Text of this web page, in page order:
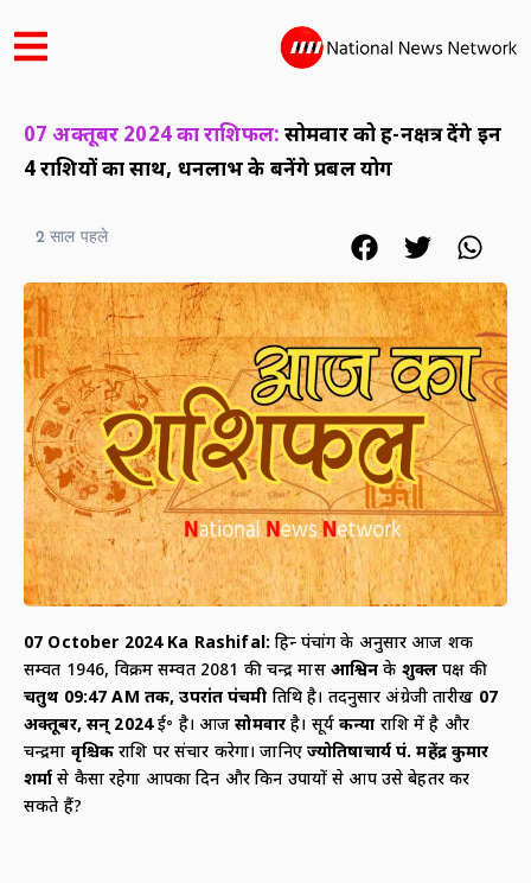
07 अक्तूबर 2024 का राशिफल: सोमवार को ग्रह-नक्षत्र देंगे इन
4 राशियों का साथ, धनलाभ के बनेंगे प्रबल योग
2 साल पहले
07 October 2024 Ka Rashifal:हिन्दू पंचांग के अनुसार आज शक
सम्वत 1946, विक्रम सम्वत 2081 की चन्द्र मास आश्विनके शुक्लपक्ष की
चतुर्थी 09:47AM तक,उपरांत पंचमी तिथि है। तदनुसार अंग्रेजी तारीख 07
अक्तूबर,सन् 2024ई॰ है। आजसोमवार है। सूर्यकन्या राशि में है और
चन्द्रमा वृश्चिक राशि पर संचार करेगा। जानिए ज्योतिषाचार्य पं. महेंद्र कुमार
शर्मासे कैसा रहेगा आपका दिन और किन उपायों से आप उसे बेहतर कर
सकते हैं?